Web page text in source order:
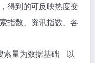
得到的可反映热度变
指数、资讯指数、各
索量为数据基础，以